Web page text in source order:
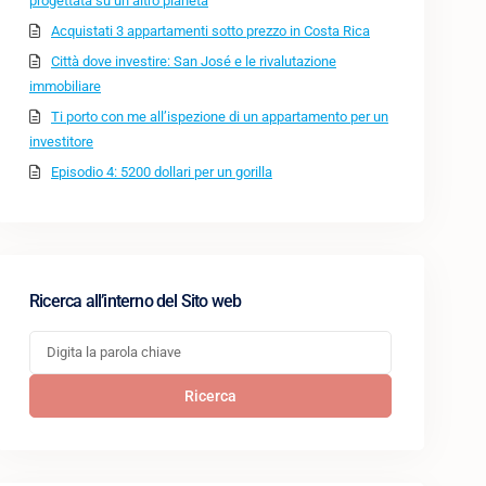
Acquistati 3 appartamenti sotto prezzo in Costa Rica
Città dove investire: San José e le rivalutazione
immobiliare
Ti porto con me all’ispezione di un appartamento per un
investitore
Episodio 4: 5200 dollari per un gorilla
Ricerca all’interno del Sito web
Ricerca